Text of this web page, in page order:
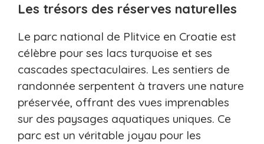
Les trésors des réserves naturelles
Le parc national de Plitvice en Croatie est
célèbre pour ses lacs turquoise et ses
cascades spectaculaires. Les sentiers de
randonnée serpentent à travers une nature
préservée, offrant des vues imprenables
sur des paysages aquatiques uniques. Ce
parc est un véritable joyau pour les